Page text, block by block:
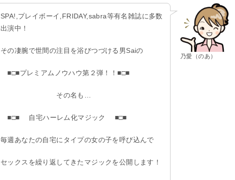
乃愛（のあ）
SPA!,プレイボーイ,FRIDAY,sabra等有名雑誌に多数
出演中！
その凄腕で世間の注目を浴びつづける男Saiの
■□■プレミアムノウハウ第２弾！！■□■
その名も…
■□■ 自宅ハーレム化マジック ■□■
毎週あなたの自宅にタイプの女の子を呼び込んで
セックスを繰り返してきたマジックを公開します！